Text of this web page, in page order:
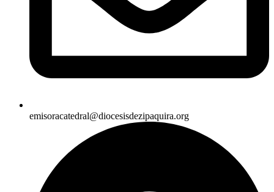
emisoracatedral@diocesisdezipaquira.org